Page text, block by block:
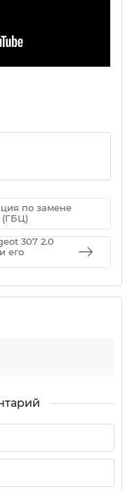
по замене
(ГБЦ)
307 2.0
его